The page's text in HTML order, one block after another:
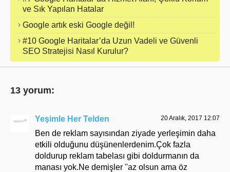
ve Sık Yapılan Hatalar
Google artık eski Google değil!
#10 Google Haritalar’da Uzun Vadeli ve Güvenli
SEO Stratejisi Nasıl Kurulur?
13 yorum:
Yeşimle Her Telden 20 Aralık, 2017 12:07
Ben de reklam sayısından ziyade yerleşimin daha
etkili olduğunu düşünenlerdenim.Çok fazla
doldurup reklam tabelası gibi doldurmanın da
manası yok.Ne demişler ''az olsun ama öz